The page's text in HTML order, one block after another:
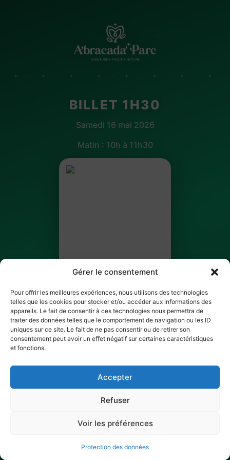
Gérer le consentement
Pour offrir les meilleures expériences, nous utilisons des technologies
telles que les cookies pour stocker et/ou accéder aux informations des
appareils. Le fait de consentir à ces technologies nous permettra de
traiter des données telles que le comportement de navigation ou les ID
uniques sur ce site. Le fait de ne pas consentir ou de retirer son
consentement peut avoir un effet négatif sur certaines caractéristiques
et fonctions.
Accepter
Refuser
Voir les préférences
Protection des données
✦ · ✦ · ✦ · ✦ · ✦ · ✦ · ✦ · ✦
BILLET 1H30
Samedi 16 mai 2026
Matin : 10h à 11h30
Célia Capogrosso
BILLET 2 SUR 3